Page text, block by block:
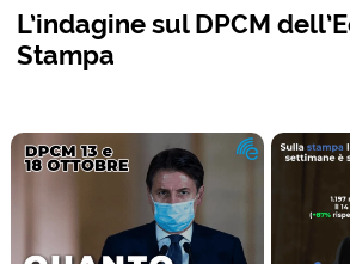
L’indagine sul DPCM
Stampa